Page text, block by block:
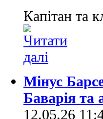
Капітан та
Мінус
Баварія та
12.05.26